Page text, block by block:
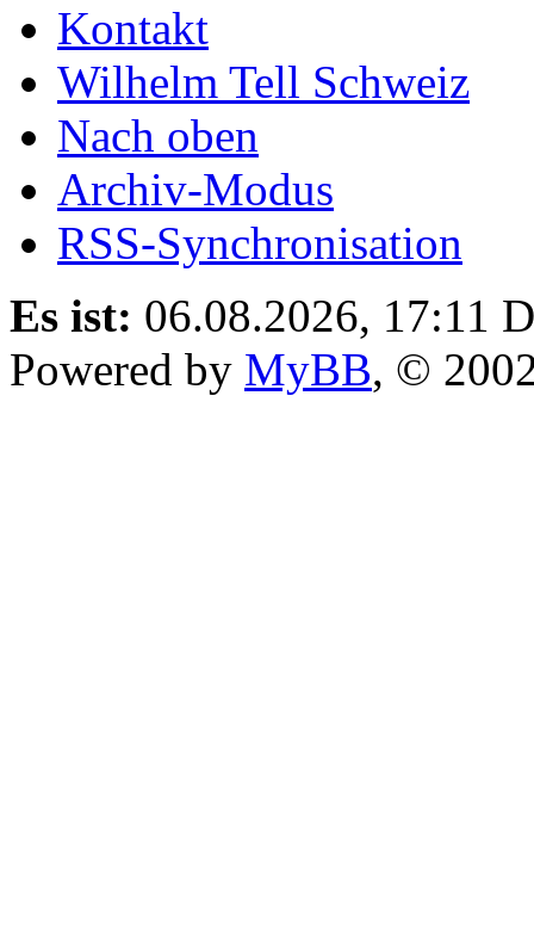
Kontakt
Wilhelm Tell Schweiz
Nach oben
Archiv-Modus
RSS-Synchronisation
Es ist: 06.08.2026, 17:11
Powered by MyBB, ©